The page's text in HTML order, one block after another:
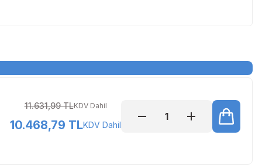
11.631,99 TLKDV Dahil
10.468,79 TLKDV Dahil